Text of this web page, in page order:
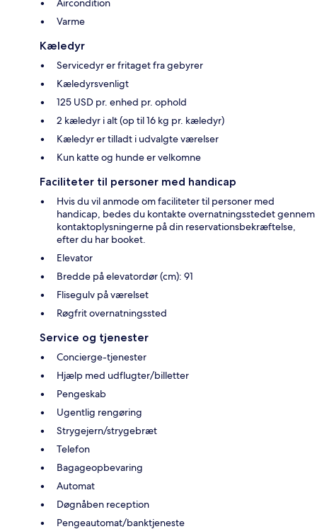
Aircondition
Varme
Kæledyr
Servicedyr er fritaget fra gebyrer
Kæledyrsvenligt
125 USD pr. enhed pr. ophold
2 kæledyr i alt (op til 16 kg pr. kæledyr)
Kæledyr er tilladt i udvalgte værelser
Kun katte og hunde er velkomne
Faciliteter til personer med handicap
Hvis du vil anmode om faciliteter til personer med
handicap, bedes du kontakte overnatningsstedet gennem
kontaktoplysningerne på din reservationsbekræftelse,
efter du har booket.
Elevator
Bredde på elevatordør (cm): 91
Flisegulv på værelset
Røgfrit overnatningssted
Service og tjenester
Concierge-tjenester
Hjælp med udflugter/billetter
Pengeskab
Ugentlig rengøring
Strygejern/strygebræt
Telefon
Bagageopbevaring
Automat
Døgnåben reception
Pengeautomat/banktjeneste